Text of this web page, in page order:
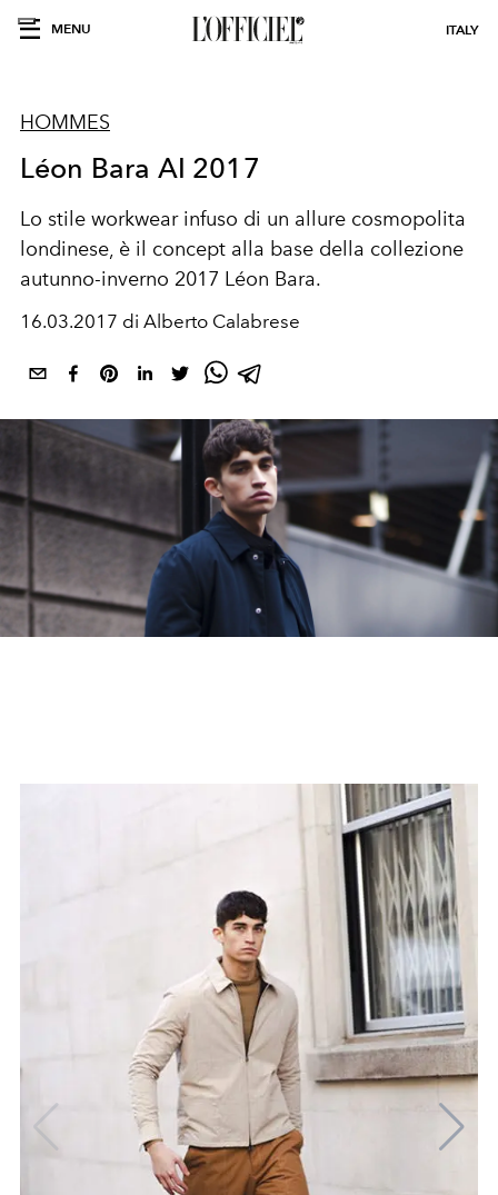
MENU ITALY
HOMMES
Léon Bara AI 2017
Lo stile workwear infuso di un allure cosmopolita
londinese, è il concept alla base della collezione
autunno-inverno 2017 Léon Bara.
16.03.2017 di Alberto Calabrese